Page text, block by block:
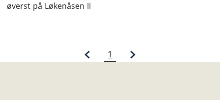
øverst på Løkenåsen II
1